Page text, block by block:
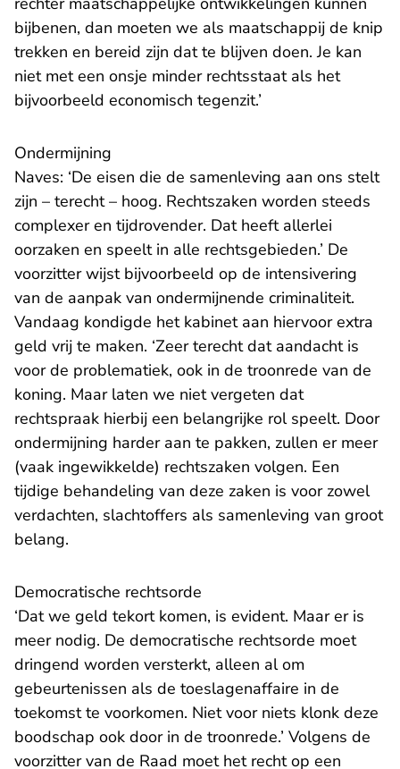
bijbenen, dan moeten we als maatschappij de knip
trekken en bereid zijn dat te blijven doen. Je kan
niet met een onsje minder rechtsstaat als het
bijvoorbeeld economisch tegenzit.’
Ondermijning
Naves: ‘De eisen die de samenleving aan ons stelt
zijn – terecht – hoog. Rechtszaken worden steeds
complexer en tijdrovender. Dat heeft allerlei
oorzaken en speelt in alle rechtsgebieden.’ De
voorzitter wijst bijvoorbeeld op de intensivering
van de aanpak van ondermijnende criminaliteit.
Vandaag kondigde het kabinet aan hiervoor extra
geld vrij te maken. ‘Zeer terecht dat aandacht is
voor de problematiek, ook in de troonrede van de
koning. Maar laten we niet vergeten dat
rechtspraak hierbij een belangrijke rol speelt. Door
ondermijning harder aan te pakken, zullen er meer
(vaak ingewikkelde) rechtszaken volgen. Een
tijdige behandeling van deze zaken is voor zowel
verdachten, slachtoffers als samenleving van groot
belang.
Democratische rechtsorde
‘Dat we geld tekort komen, is evident. Maar er is
meer nodig. De democratische rechtsorde moet
dringend worden versterkt, alleen al om
gebeurtenissen als de toeslagenaffaire in de
toekomst te voorkomen. Niet voor niets klonk deze
boodschap ook door in de troonrede.’ Volgens de
voorzitter van de Raad moet het recht op een